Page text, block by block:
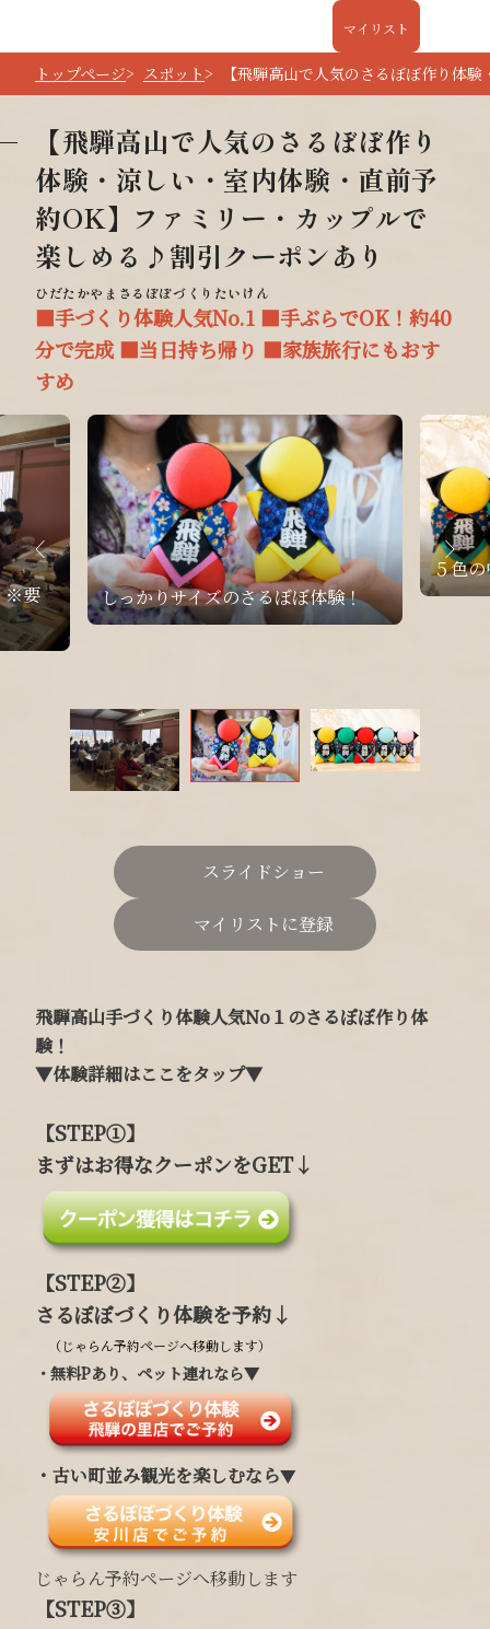
マイリスト
トップページ スポット 【飛騨高山で人気のさるぼぼ作り体
【飛騨高山で人気のさるぼぼ作り
体験・涼しい・室内体験・直前予
約OK】ファミリー・カップルで
楽しめる♪割引クーポンあり
■手づくり体験人気No.1 ■手ぶらでOK！約40
分で完成 ■当日持ち帰り ■家族旅行にもおす
すめ
飛騨高山手づくり体験人気No１のさるぼぼ作り体
験！
▼体験詳細はここをタップ▼
【STEP①】
まずはお得なクーポンをGET↓
【STEP②】
さるぼぼづくり体験を予約↓
（じゃらん予約ページへ移動します）
・無料Pあり、ペット連れなら▼
・古い町並み観光を楽しむなら▼
じゃらん予約ページへ移動します
【STEP③】
スライドショー
マイリストに登録